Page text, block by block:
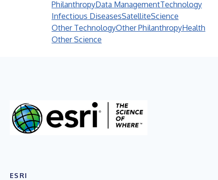
PhilanthropyData ManagementTechnology
Infectious DiseasesSatelliteScience
Other TechnologyOther PhilanthropyHealth
Other Science
ESRI